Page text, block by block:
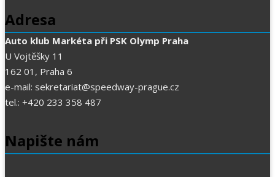
Adresa
Auto klub Markéta při PSK Olymp Praha
U Vojtěšky 11
162 01, Praha 6
e-mail: sekretariat@speedway-prague.cz
tel.: +420 233 358 487
Napište nám